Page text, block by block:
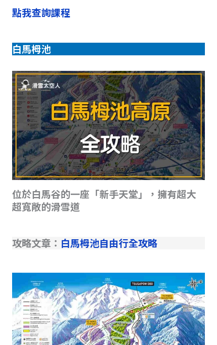
點我查詢課程
白馬栂池
位於白馬谷的一座「新手天堂」，擁有超大
超寬敞的滑雪道
攻略文章： 白馬栂池自由行全攻略